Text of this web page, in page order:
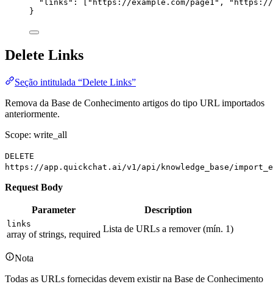
"links" : [ "https://example.com/page1" ,
"https://
}
Delete Links
Seção intitulada “Delete Links”
Remova da Base de Conhecimento artigos do tipo URL importados
anteriormente.
Scope: write_all
DELETE
https://app.quickchat.ai/v1/api/knowledge_base/
Request Body
Parameter Description
links
array of strings, required
Lista de URLs a remover (mín. 1)
Nota
Todas as URLs fornecidas devem existir na Base de Conhecimento